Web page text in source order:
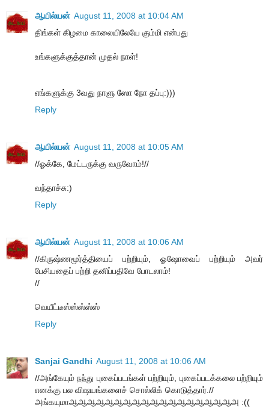
ஆயில்யன் August 11, 2008 at 10:04 AM
திங்கள் கிழமை காலையிலேயே கும்மி என்பது
உங்களுக்குத்தான் முதல் நாள்!
எங்களுக்கு 3வது நாளு ஸோ நோ தப்பு:)))
Reply
ஆயில்யன் August 11, 2008 at 10:05 AM
//ஓக்கே, மேட்டருக்கு வருவோம்!//
வந்தாச்சு:)
Reply
ஆயில்யன் August 11, 2008 at 10:06 AM
//கிருஷ்ணமூர்த்தியைப் பற்றியும், ஓஷோவைப் பற்றியும் அவர்
பேசியதைப் பற்றி தனிப்பதிவே போடலாம்!
//
வெயீட்டீஸ்ஸ்ஸ்ஸ்ஸ்
Reply
Sanjai Gandhi August 11, 2008 at 10:06 AM
//அங்கேயும் நந்து புகைப்படங்கள் பற்றியும், புகைப்படக்கலை பற்றியும்
எனக்கு பல விஷயங்களைச் சொல்லிக் கொடுத்தார்.//
அங்கயுமாஆஆஆஆஆஆஆஆஆஆஆஆஆஆஆஆஆஆஅ :((